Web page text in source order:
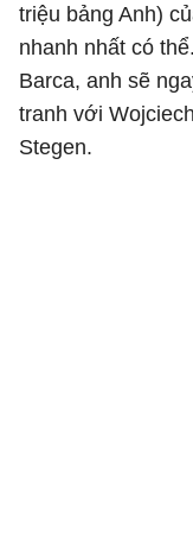
triệu bảng Anh)
nhanh nhất có
Barca, anh sẽ
tranh với
Stegen.